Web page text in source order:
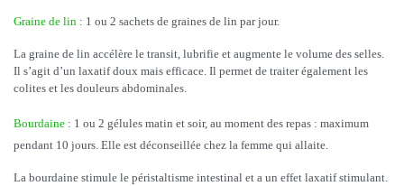
Graine de lin : 1 ou 2 sachets de graines de lin par jour.
La graine de lin accélère le transit, lubrifie et augmente le volume des selles.
Il s’agit d’un laxatif doux mais efficace. Il permet de traiter également les
colites et les douleurs abdominales.
Bourdaine : 1 ou 2 gélules matin et soir, au moment des repas : maximum
pendant 10 jours. Elle est déconseillée chez la femme qui allaite.
La bourdaine stimule le péristaltisme intestinal et a un effet laxatif stimulant.